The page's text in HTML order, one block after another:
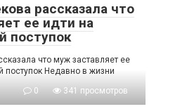
рассказала что
ее идти на
поступок
что муж заставляет ее
поступок Недавно в жизни
0 341 просмотров